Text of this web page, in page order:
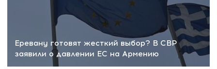
Еревану готовят жесткий выбор? В СВР
заявили о давлении ЕС на Армению